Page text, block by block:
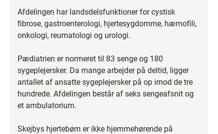
Afdelingen har landsdelsfunktioner for cystisk
fibrose, gastroenterologi, hjertesygdomme, hæmofili,
onkologi, reumatologi og urologi.
Pædiatrien er normeret til 83 senge og 180
sygeplejersker. Da mange arbejder på deltid, ligger
antallet af ansatte sygeplejersker på op imod de tre
hundrede. Afdelingen består af seks sengeafsnit og
et ambulatorium.
Skejbys hjertebørn er ikke hjemmehørende på